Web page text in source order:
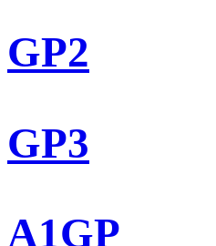
GP2
GP3
A1GP